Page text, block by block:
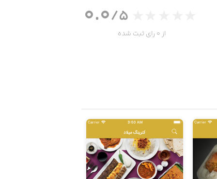
0.0/5
از 0 رای ثبت شده